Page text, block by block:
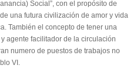
Social”, con el propósito de
una futura civilización de amor y vida
También el concepto de tener una
agente facilitador de la circulación
numero de puestos de trabajos no
VI.